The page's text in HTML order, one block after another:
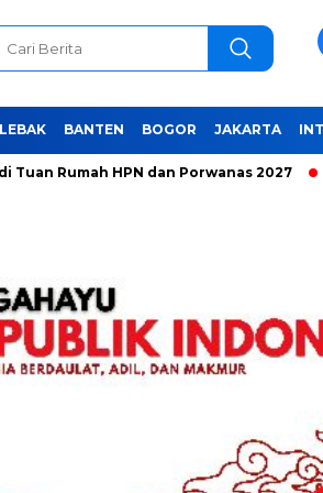
LEBAK BANTEN BOGOR JAKARTA
HPN dan Porwanas 2027